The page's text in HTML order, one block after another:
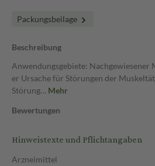
Packungsbeilage
Beschreibung
Anwendungsgebiete: Nachgewiesener
er Ursache für Störungen der
Störung… Mehr
Bewertungen
Hinweistexte und Pflichtangaben
Arzneimittel